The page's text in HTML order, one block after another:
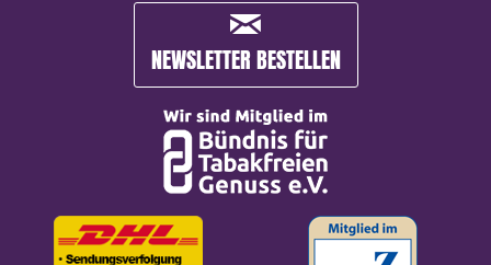
NEWSLETTER BESTELLEN